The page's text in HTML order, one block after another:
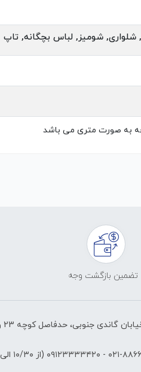
شلواری, شومیز, لباس بچگانه, تاپ
به صورت متری می باشد
تضمین بازگشت وجه
جنوبی، حدفاصل کوچه 23 و 25، پلاک 79
۰۲۱ - ۰۹۱۲۳۳۳۳۴۲۰ (از ۱۰/۳۰ الی ۲۰/۳۰)